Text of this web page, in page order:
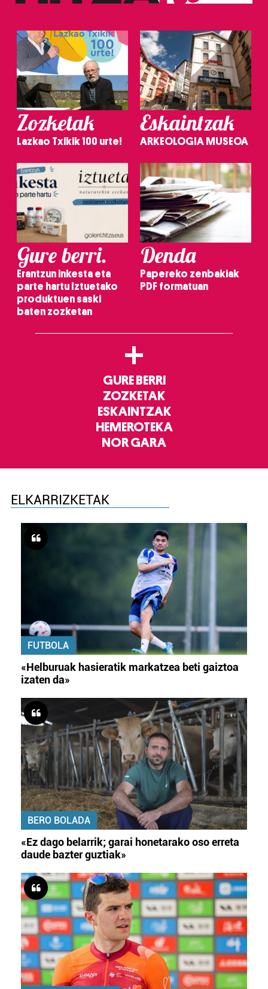
Zozketak
Lazkao Txikik 100 urte!
Eskaintzak
ARKEOLOGIA MUSEOA
Gure berri.
Erantzun inkesta eta
parte hartu Iztuetako
produktuen saski
baten zozketan
Denda
Papereko zenbakiak
PDF formatuan
+
GURE BERRI
ZOZKETAK
ESKAINTZAK
HEMEROTEKA
NOR GARA
ELKARRIZKETAK
FUTBOLA
«Helburuak hasieratik markatzea beti gaiztoa
izaten da»
BERO BOLADA
«Ez dago belarrik; garai honetarako oso erreta
daude bazter guztiak»